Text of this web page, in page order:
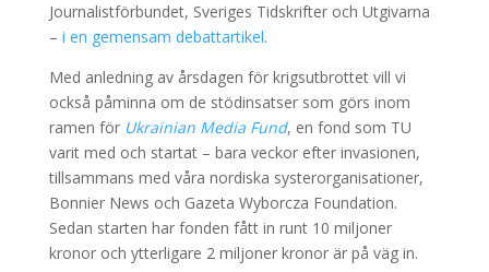
Journalistförbundet, Sveriges Tidskrifter och Utgivarna
– i en gemensam debattartikel.
Med anledning av årsdagen för krigsutbrottet vill vi
också påminna om de stödinsatser som görs inom
ramen för Ukrainian Media Fund, en fond som TU
varit med och startat – bara veckor efter invasionen,
tillsammans med våra nordiska systerorganisationer,
Bonnier News och Gazeta Wyborcza Foundation.
Sedan starten har fonden fått in runt 10 miljoner
kronor och ytterligare 2 miljoner kronor är på väg in.